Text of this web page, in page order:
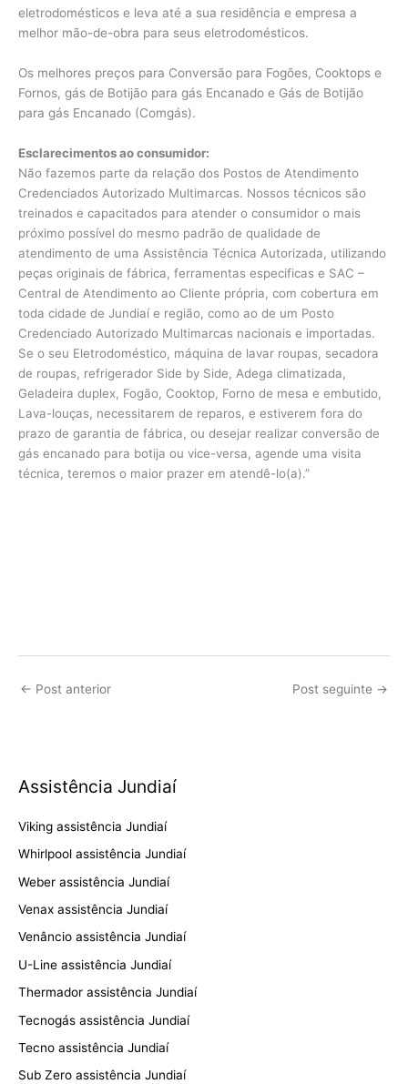
eletrodomésticos e leva até a sua residência e empresa a
melhor mão-de-obra para seus eletrodomésticos.
Os melhores preços para Conversão para Fogões, Cooktops e
Fornos, gás de Botijão para gás Encanado e Gás de Botijão
para gás Encanado (Comgás).
Esclarecimentos ao consumidor:
Não fazemos parte da relação dos Postos de Atendimento
Credenciados Autorizado Multimarcas. Nossos técnicos são
treinados e capacitados para atender o consumidor o mais
próximo possível do mesmo padrão de qualidade de
atendimento de uma Assistência Técnica Autorizada, utilizando
peças originais de fábrica, ferramentas especificas e SAC –
Central de Atendimento ao Cliente própria, com cobertura em
toda cidade de Jundiaí e região, como ao de um Posto
Credenciado Autorizado Multimarcas nacionais e importadas.
Se o seu Eletrodoméstico, máquina de lavar roupas, secadora
de roupas, refrigerador Side by Side, Adega climatizada,
Geladeira duplex, Fogão, Cooktop, Forno de mesa e embutido,
Lava-louças, necessitarem de reparos, e estiverem fora do
prazo de garantia de fábrica, ou desejar realizar conversão de
gás encanado para botija ou vice-versa, agende uma visita
técnica, teremos o maior prazer em atendê-lo(a).”
← Post anterior Post seguinte →
Assistência Jundiaí
Viking assistência Jundiaí
Whirlpool assistência Jundiaí
Weber assistência Jundiaí
Venax assistência Jundiaí
Venâncio assistência Jundiaí
U-Line assistência Jundiaí
Thermador assistência Jundiaí
Tecnogás assistência Jundiaí
Tecno assistência Jundiaí
Sub Zero assistência Jundiaí